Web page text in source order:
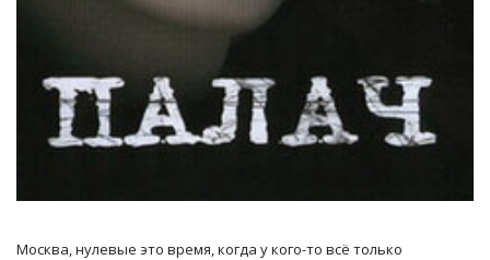
Москва, нулевые это время, когда у кого-то всё только